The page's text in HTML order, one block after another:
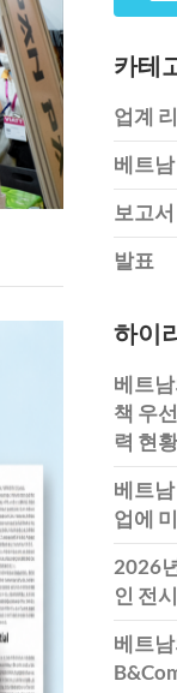
카테
업계
베트
보고
발표
하이
베트
책 우
력 현황
베트
업에
2026
인 전
베트